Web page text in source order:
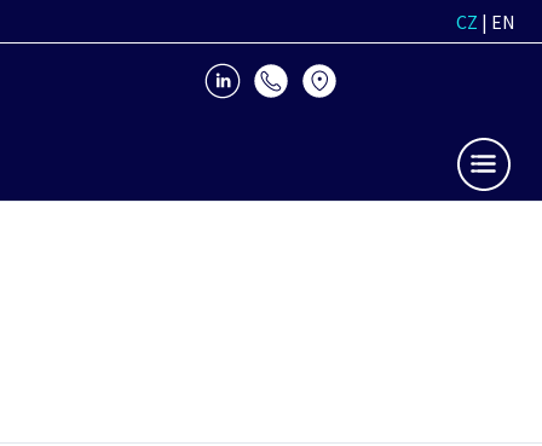
CZ | EN